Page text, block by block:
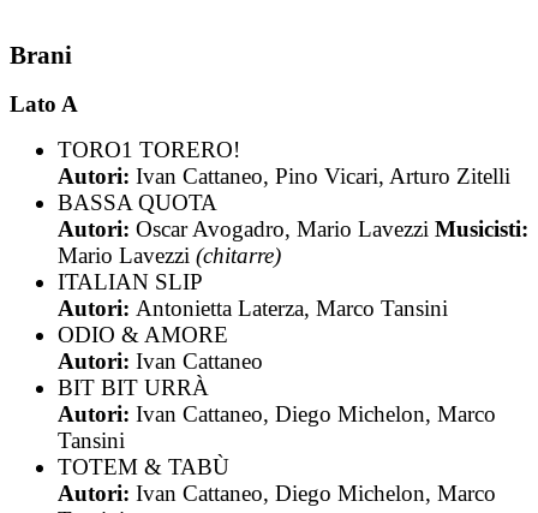
Brani
Lato A
TORO1 TORERO!
Autori: Ivan Cattaneo, Pino Vicari, Arturo Zitelli
BASSA QUOTA
Autori: Oscar Avogadro, Mario Lavezzi Musicisti:
Mario Lavezzi (chitarre)
ITALIAN SLIP
Autori: Antonietta Laterza, Marco Tansini
ODIO & AMORE
Autori: Ivan Cattaneo
BIT BIT URRÀ
Autori: Ivan Cattaneo, Diego Michelon, Marco
Tansini
TOTEM & TABÙ
Autori: Ivan Cattaneo, Diego Michelon, Marco